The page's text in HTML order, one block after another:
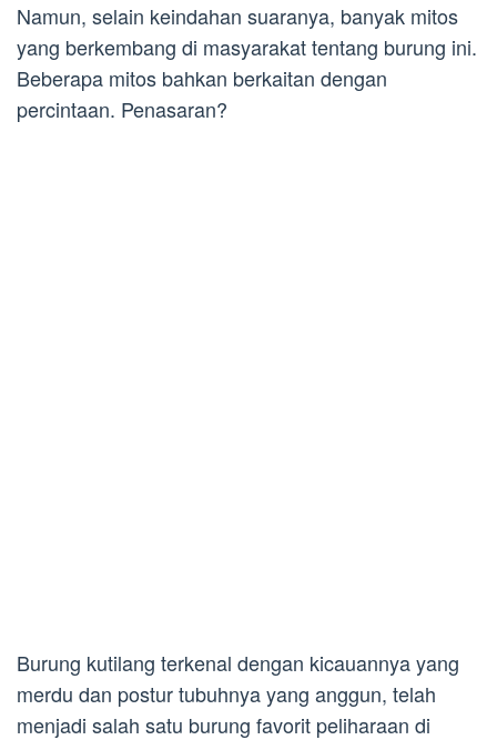
Namun, selain keindahan suaranya, banyak mitos
yang berkembang di masyarakat tentang burung ini.
Beberapa mitos bahkan berkaitan dengan
percintaan. Penasaran?
Burung kutilang terkenal dengan kicauannya yang
merdu dan postur tubuhnya yang anggun, telah
menjadi salah satu burung favorit peliharaan di